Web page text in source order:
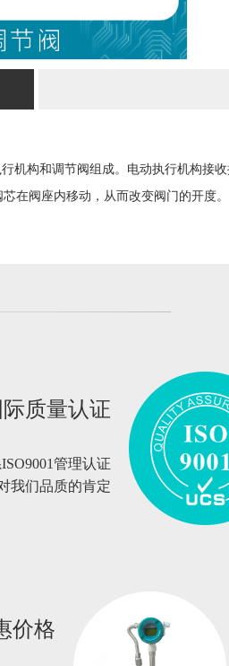
和调节阀组成。电动执行机构接收
在阀座内移动，从而改变阀门的开度
际质量认证
管理认证
我们品质的肯定
价格